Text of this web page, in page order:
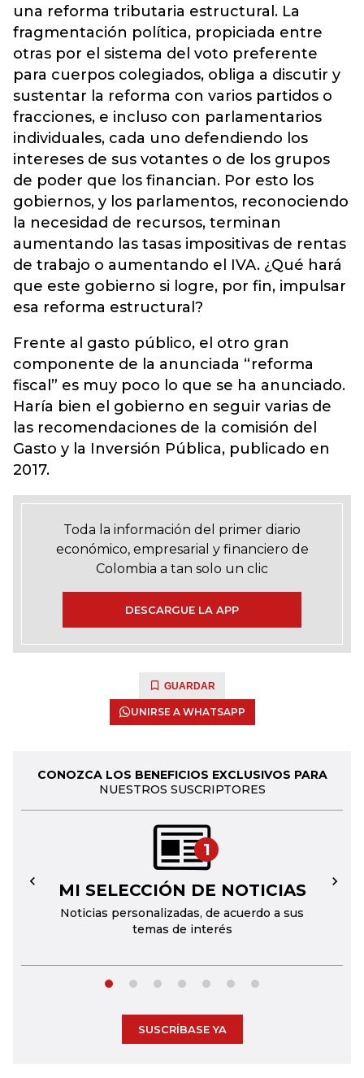
una reforma tributaria estructural. La
fragmentación política, propiciada entre
otras por el sistema del voto preferente
para cuerpos colegiados, obliga a discutir y
sustentar la reforma con varios partidos o
fracciones, e incluso con parlamentarios
individuales, cada uno defendiendo los
intereses de sus votantes o de los grupos
de poder que los financian. Por esto los
gobiernos, y los parlamentos, reconociendo
la necesidad de recursos, terminan
aumentando las tasas impositivas de rentas
de trabajo o aumentando el IVA. ¿Qué hará
que este gobierno si logre, por fin, impulsar
esa reforma estructural?
Frente al gasto público, el otro gran
componente de la anunciada “reforma
fiscal” es muy poco lo que se ha anunciado.
Haría bien el gobierno en seguir varias de
las recomendaciones de la comisión del
Gasto y la Inversión Pública, publicado en
2017.
Toda la información del primer diario
económico, empresarial y financiero de
Colombia a tan solo un clic
DESCARGUE LA APP
GUARDAR
UNIRSE A WHATSAPP
CONOZCA LOS BENEFICIOS EXCLUSIVOS PARA
NUESTROS SUSCRIPTORES
1
MI SELECCIÓN DE NOTICIAS
Noticias personalizadas, de acuerdo a sus
temas de interés
← →
SUSCRÍBASE YA